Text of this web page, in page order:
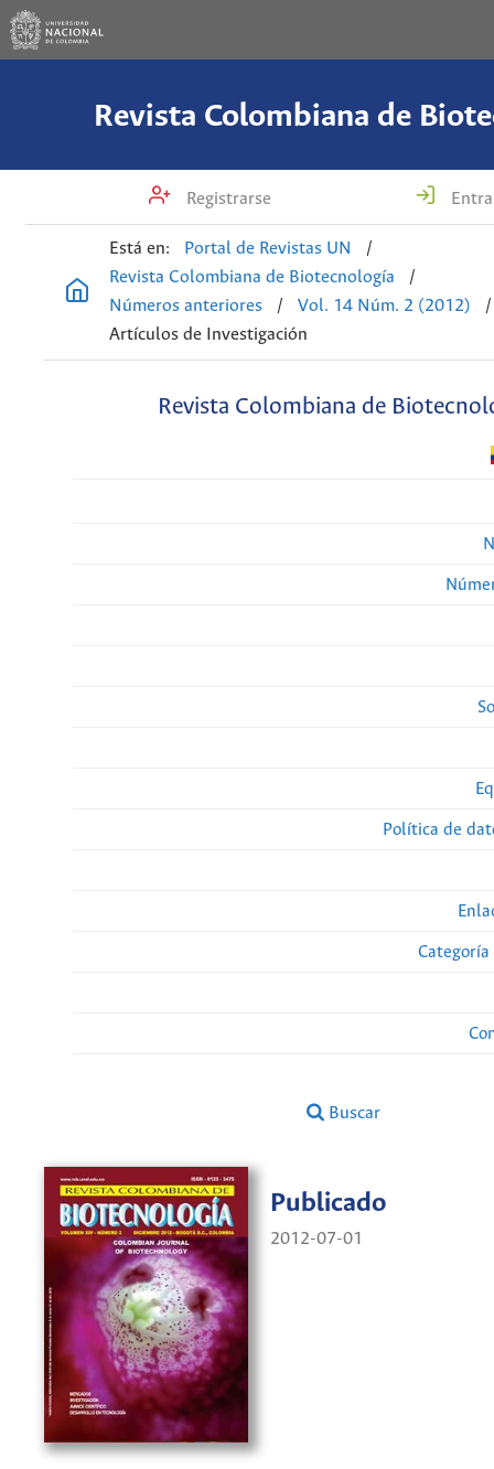
Revista Colombiana de
Registrarse
Está en: Portal de Revistas UN
/
Revista Colombiana de Biotecnología
/
Números anteriores
/ Vol. 14 Núm. 2 (2012)
/
Artículos de Investigación
Revista Colombiana de
Política de
Buscar
Publicado
2012-07-01